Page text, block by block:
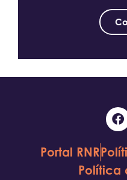
Portal RNR
Política